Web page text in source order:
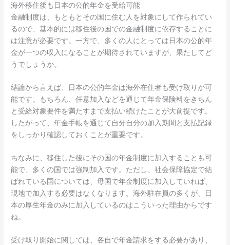
海外移住後も日本の公的年金を受給可能
金融制度は、もともとその国に住む人を対象にして作られてい
るので、基本的には移住後の国での金融制度に依存することに
は注意が必要です。一方で、多くの人にとっては日本の公的年
金が一つの収入になることが期待されていますが、果たしてど
うでしょうか。
結論から言えば、日本の公的年金は海外在住者も受け取りが可
能です。もちろん、任意加入などを通じて年金保険料をきちん
と受給対象要件を満たすまで支払い続けたことが大前提です。
したがって、年金手帳を通じて自分自分の加入期間と支払記録
をしっかり確認しておくことが重要です。
ちなみに、移住した後にその国の年金制度に加入することも可
能で、多くの国では強制加入です。ただし、社会保障協定で結
ばれている国については、母国で年金制度に加入していれば、
現地で加入する必要はなくなります。海外駐在員の多くが、日
本の厚生年金のみに加入しているのはこういった理由からです
ね。
受け取り開始に関しては、各自で年金請求をする必要があり、